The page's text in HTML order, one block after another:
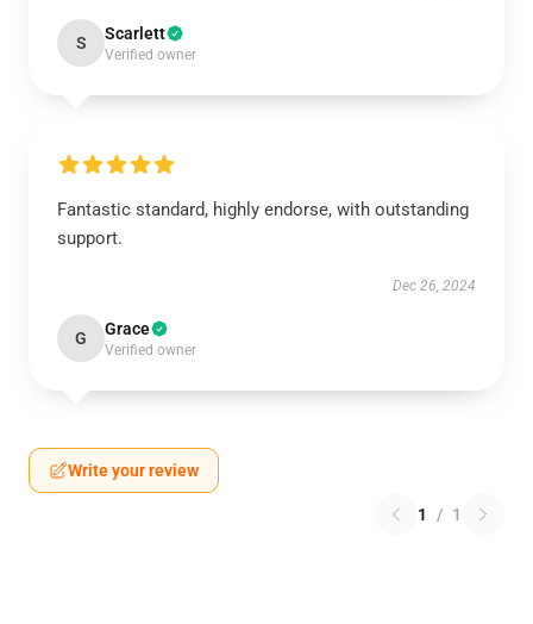
S Scarlett
Verified owner
Fantastic standard, highly endorse, with outstanding
support.
Dec 26, 2024
G Grace
Verified owner
Write your review
1 / 1